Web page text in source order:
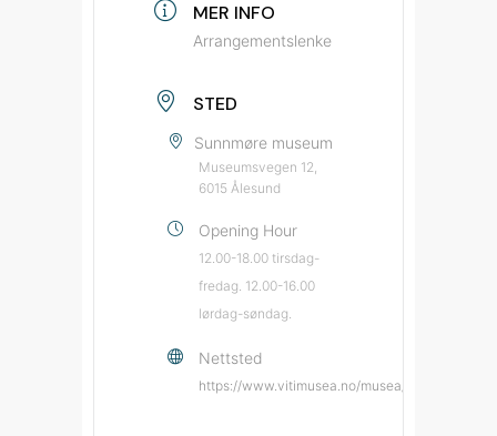
MER INFO
Arrangementslenke
STED
Sunnmøre museum
Museumsvegen 12,
6015 Ålesund
Opening Hour
12.00-18.00 tirsdag-
fredag. 12.00-16.00
lørdag-søndag.
Nettsted
https://www.vitimusea.no/musea/sunnmoere-